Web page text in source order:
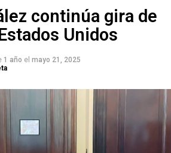
continúa gira de
Unidos
1 año el mayo 21, 2025